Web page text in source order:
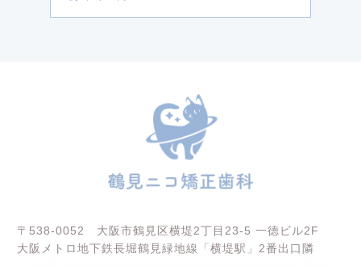
〒538-0052 大阪市鶴見区横堤2丁目23-5 一徳ビル2F
大阪メトロ地下鉄長堀鶴見緑地線「横堤駅」2番出口隣